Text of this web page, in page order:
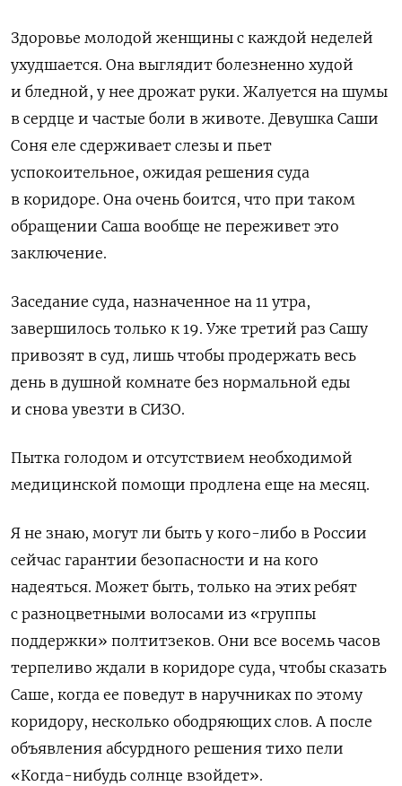
Здоровье молодой женщины с каждой неделей
ухудшается. Она выглядит болезненно худой
и бледной, у нее дрожат руки. Жалуется на шумы
в сердце и частые боли в животе. Девушка Саши
Соня еле сдерживает слезы и пьет
успокоительное, ожидая решения суда
в коридоре. Она очень боится, что при таком
обращении Саша вообще не переживет это
заключение.
Заседание суда, назначенное на 11 утра,
завершилось только к 19. Уже третий раз Сашу
привозят в суд, лишь чтобы продержать весь
день в душной комнате без нормальной еды
и снова увезти в СИЗО.
Пытка голодом и отсутствием необходимой
медицинской помощи продлена еще на месяц.
Я не знаю, могут ли быть у кого-либо в России
сейчас гарантии безопасности и на кого
надеяться. Может быть, только на этих ребят
с разноцветными волосами из «группы
поддержки» полтитзеков. Они все восемь часов
терпеливо ждали в коридоре суда, чтобы сказать
Саше, когда ее поведут в наручниках по этому
коридору, несколько ободряющих слов. А после
объявления абсурдного решения тихо пели
«Когда-нибудь солнце взойдет».